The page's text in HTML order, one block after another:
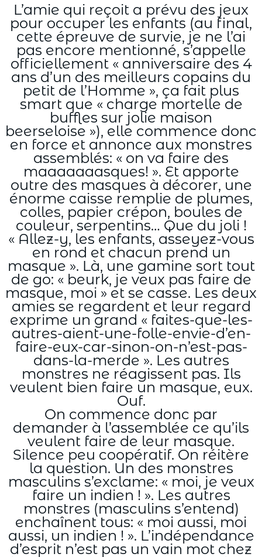
L’amie qui reçoit a prévu des jeux
pour occuper les enfants (au final,
cette épreuve de survie, je ne l’ai
pas encore mentionné, s’appelle
officiellement « anniversaire des 4
ans d’un des meilleurs copains du
petit de l’Homme », ça fait plus
smart que « charge mortelle de
buffles sur jolie maison
beerseloise »), elle commence donc
en force et annonce aux monstres
assemblés: « on va faire des
maaaaaaasques! ». Et apporte
outre des masques à décorer, une
énorme caisse remplie de plumes,
colles, papier crépon, boules de
couleur, serpentins… Que du joli !
« Allez-y, les enfants, asseyez-vous
en rond et chacun prend un
masque ». Là, une gamine sort tout
de go: « beurk, je veux pas faire de
masque, moi » et se casse. Les deux
amies se regardent et leur regard
exprime un grand « faites-que-les-
autres-aient-une-folle-envie-d’en-
faire-eux-car-sinon-on-n’est-pas-
dans-la-merde ». Les autres
monstres ne réagissent pas. Ils
veulent bien faire un masque, eux.
Ouf.
On commence donc par
demander à l’assemblée ce qu’ils
veulent faire de leur masque.
Silence peu coopératif. On réitère
la question. Un des monstres
masculins s’exclame: « moi, je veux
faire un indien ! ». Les autres
monstres (masculins s’entend)
enchaînent tous: « moi aussi, moi
aussi, un indien ! ». L’indépendance
d’esprit n’est pas un vain mot chez